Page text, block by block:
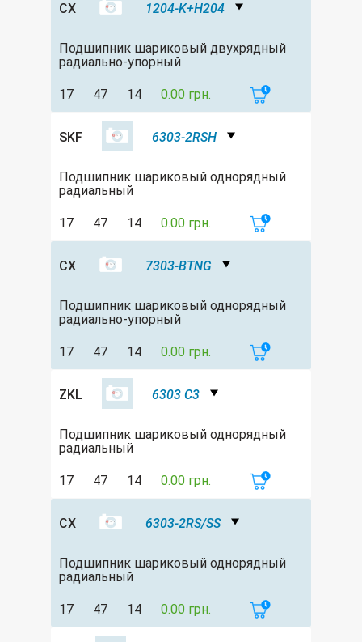
CX 1204-K+H204
Подшипник шариковый двухрядный
радиально-упорный
17 47 14 0.00 грн.
SKF 6303-2RSH
Подшипник шариковый однорядный
радиальный
17 47 14 0.00 грн.
CX 7303-BTNG
Подшипник шариковый однорядный
радиально-упорный
17 47 14 0.00 грн.
ZKL 6303 C3
Подшипник шариковый однорядный
радиальный
17 47 14 0.00 грн.
CX 6303-2RS/SS
Подшипник шариковый однорядный
радиальный
17 47 14 0.00 грн.